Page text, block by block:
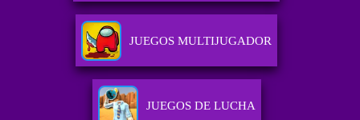
JUEGOS MULTIJUGADOR
JUEGOS DE LUCHA